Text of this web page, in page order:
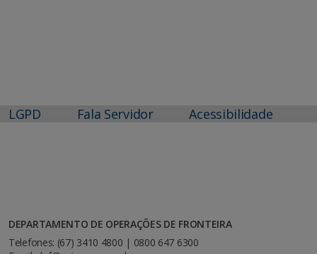
LGPD Fala Servidor Acessibilidade
DEPARTAMENTO DE OPERAÇÕES DE FRONTEIRA
Telefones: (67) 3410 4800 | 0800 647 6300